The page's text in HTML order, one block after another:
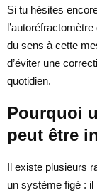
Si tu hésites
du sens à cette
d’éviter une
quotidien.
Pourquoi
peut être
Il existe plusieurs
un système figé : il